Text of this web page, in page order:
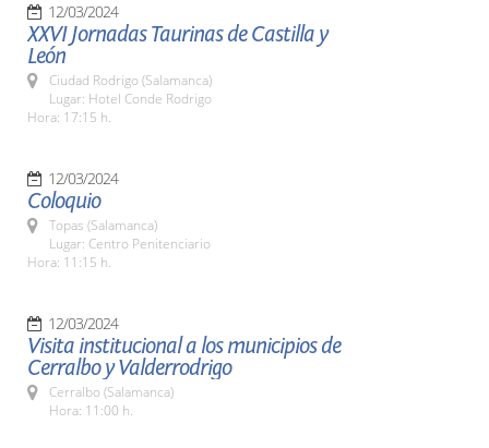
12/03/2024
XXVI Jornadas Taurinas de Castilla y
León
Ciudad Rodrigo (Salamanca)
Lugar: Hotel Conde Rodrigo
Hora: 17:15 h.
12/03/2024
Coloquio
Topas (Salamanca)
Lugar: Centro Penitenciario
Hora: 11:15 h.
12/03/2024
Visita institucional a los municipios de
Cerralbo y Valderrodrigo
Cerralbo (Salamanca)
Hora: 11:00 h.